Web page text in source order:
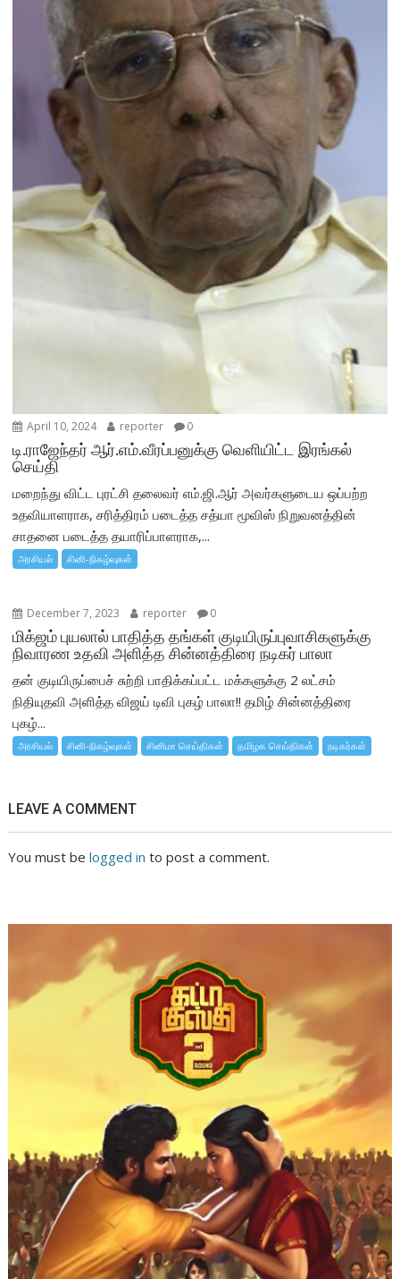
April 10, 2024 reporter 0
டி.ராஜேந்தர் ஆர்.எம்.வீரப்பனுக்கு வெளியிட்ட இரங்கல்
செய்தி
மறைந்து விட்ட புரட்சி தலைவர் எம்.ஜி.ஆர் அவர்களுடைய ஒப்பற்ற
உதவியாளராக, சரித்திரம் படைத்த சத்யா மூவிஸ் நிறுவனத்தின்
சாதனை படைத்த தயாரிப்பாளராக,...
அரசியல் சினி-நிகழ்வுகள்
December 7, 2023 reporter 0
மிக்ஜம் புயலால் பாதித்த தங்கள் குடியிருப்புவாசிகளுக்கு
நிவாரண உதவி அளித்த சின்னத்திரை நடிகர் பாலா
தன் குடியிருப்பைச் சுற்றி பாதிக்கப்பட்ட மக்களுக்கு 2 லட்சம்
நிதியுதவி அளித்த விஜய் டிவி புகழ் பாலா!! தமிழ் சின்னத்திரை
புகழ்...
அரசியல் சினி-நிகழ்வுகள் சினிமா செய்திகள் தமிழக செய்திகள் நடிகர்கள்
LEAVE A COMMENT
You must belogged in to post a comment.